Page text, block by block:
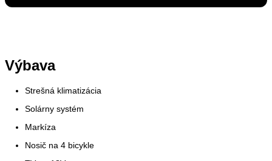
Výbava
Strešná klimatizácia
Solárny systém
Markíza
Nosič na 4 bicykle